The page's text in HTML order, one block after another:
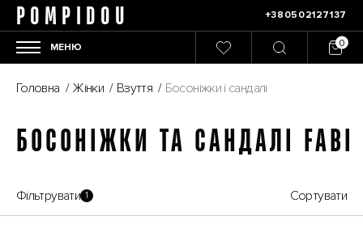
POMPIDOU +380502127137
МЕНЮ
Головна / Жінки / Взуття / Босоніжки і сандалі
БОСОНІЖКИ ТА САНДАЛІ FABI
Фільтрувати 1 Сортувати